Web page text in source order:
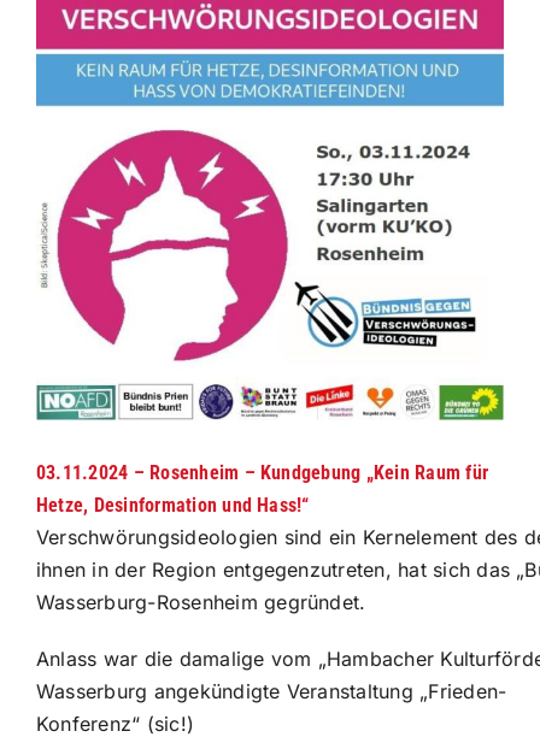
Bild
03.11.2024 – Rosenheim – Kundgebung „Kein Raum für
Hetze, Desinformation und Hass!“
Verschwörungsideologien sind ein Kernelement des
ihnen in der Region entgegenzutreten, hat sich das
Wasserburg-Rosenheim gegründet.
Anlass war die damalige vom „Hambacher
Wasserburg angekündigte Veranstaltung „Frieden-
Konferenz“ (sic!)